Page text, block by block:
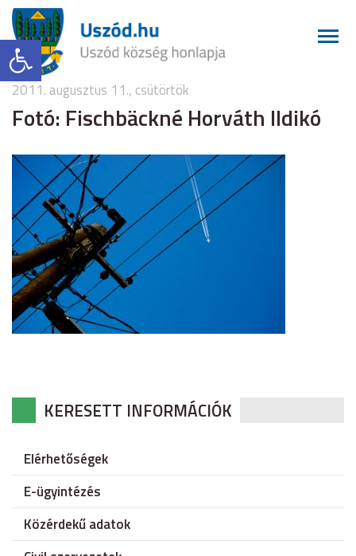
Eszköztár megnyitása
2011. augusztus 11., csütörtök
Fotó: Fischbäckné Horváth Ildikó
KERESETT INFORMÁCIÓK
Elérhetőségek
E-ügyintézés
Közérdekű adatok